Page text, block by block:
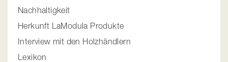
Nachhaltigkeit
Herkunft LaModula Produkte
Interview mit den Holzhändlern
Lexikon